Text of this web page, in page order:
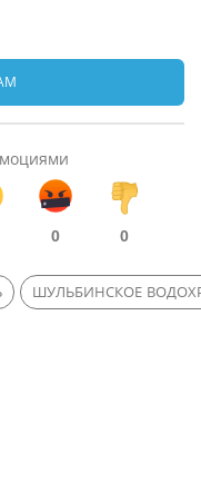
0 0
ШУЛЬБИНСКОЕ